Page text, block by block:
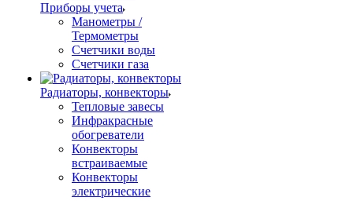
Приборы учета
Манометры /
Термометры
Счетчики воды
Счетчики газа
Радиаторы, конвекторы
Тепловые завесы
Инфракрасные
обогреватели
Конвекторы
встраиваемые
Конвекторы
электрические